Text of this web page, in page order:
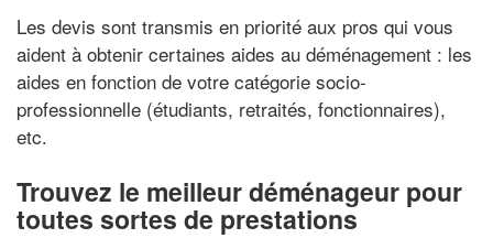
Les devis sont transmis en priorité aux pros qui vous
aident à obtenir certaines aides au déménagement : les
aides en fonction de votre catégorie socio-
professionnelle (étudiants, retraités, fonctionnaires),
etc.
Trouvez le meilleur déménageur pour
toutes sortes de prestations